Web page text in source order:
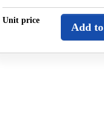
Unit price
Add